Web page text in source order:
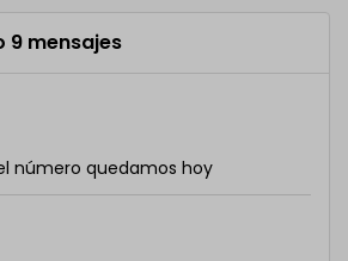
9 mensajes
número quedamos hoy